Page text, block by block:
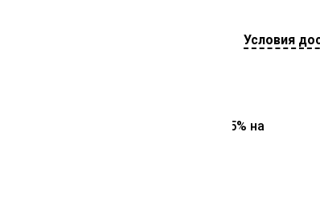
Условия
Представляем скидку 5% на